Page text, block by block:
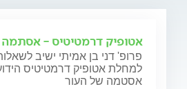
אטופיק דרמטיטיס -
פרופ' דני בן אמיתי ישיב
למחלת אטופיק דרמטיטיס
אסטמה של העור